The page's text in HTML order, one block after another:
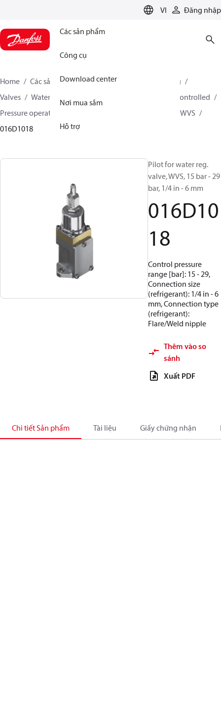
VI Đăng nhập
Các sản phẩm
Công cụ
Download center
Nơi mua sắm
Hỗ trợ
Home Các sản phẩm
Climate Solutions for cooling
Valves
Water valves - thermostatically and pressure controlled
Pressure operated water valves WVS - parts program
WVS
016D1018
Pilot for water reg.
valve, WVS, 15 bar - 29
bar, 1/4 in - 6 mm
016D10
18
Control pressure
range [bar]: 15 - 29,
Connection size
(refrigerant): 1/4 in - 6
mm, Connection type
(refrigerant):
Flare/Weld nipple
Thêm vào so
sánh
Xuất PDF
Chi tiết Sản phẩm Tài liệu Giấy chứng nhận